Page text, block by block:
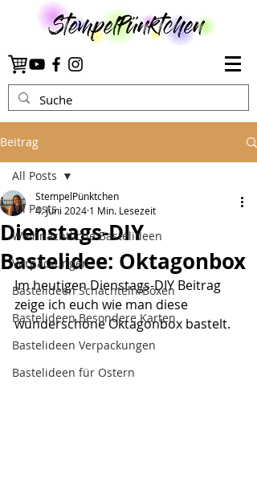
Beitrag
All Posts
Weihnachtliche Bastelideen
Verpackungen
Bastelideen Schachteln/Boxen
Bastelideen Besondere Karten
Bastelideen Verpackungen
Bastelideen für Ostern
All Posts
Dienstags-DIY
Bastelidee: Oktagonbox
StempelPünktchen
4. Juni 2024 1 Min. Lesezeit
Im heutigen Dienstags-DIY Beitrag
zeige ich euch wie man diese
wunderschöne Oktagonbox bastelt.